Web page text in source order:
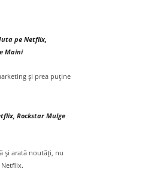
pe Netflix,
Maini
și prea puține
Rockstar Mulge
și arată noutăți, nu